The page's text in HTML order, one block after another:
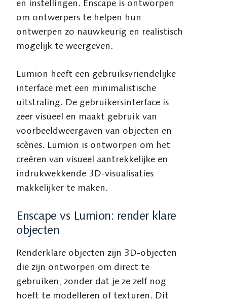
en instellingen. Enscape is ontworpen
om ontwerpers te helpen hun
ontwerpen zo nauwkeurig en realistisch
mogelijk te weergeven.
Lumion heeft een gebruiksvriendelijke
interface met een minimalistische
uitstraling. De gebruikersinterface is
zeer visueel en maakt gebruik van
voorbeeldweergaven van objecten en
scènes. Lumion is ontworpen om het
creëren van visueel aantrekkelijke en
indrukwekkende 3D-visualisaties
makkelijker te maken.
Enscape vs Lumion: render klare
objecten
Renderklare objecten zijn 3D-objecten
die zijn ontworpen om direct te
gebruiken, zonder dat je ze zelf nog
hoeft te modelleren of texturen. Dit